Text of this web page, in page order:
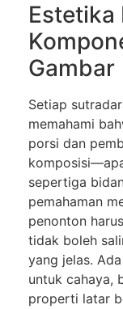
Estetika
Gambar
Setiap
memahami
porsi dan
sepertiga
pemahaman
penonton
tidak boleh
yang jelas.
untuk cahaya,
properti latar